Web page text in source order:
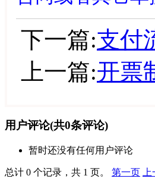
下一篇:支付
上一篇:开票
用户评论(共0条评论)
暂时还没有任何用户评论
总计 0 个记录，共 1 页。 第一页